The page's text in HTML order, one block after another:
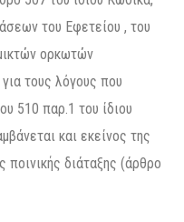
του Εφετείου , του
ορκωτών
τους λόγους που
510 παρ.1 του ίδιου
και εκείνος της
ποινικής διάταξης (άρθρο